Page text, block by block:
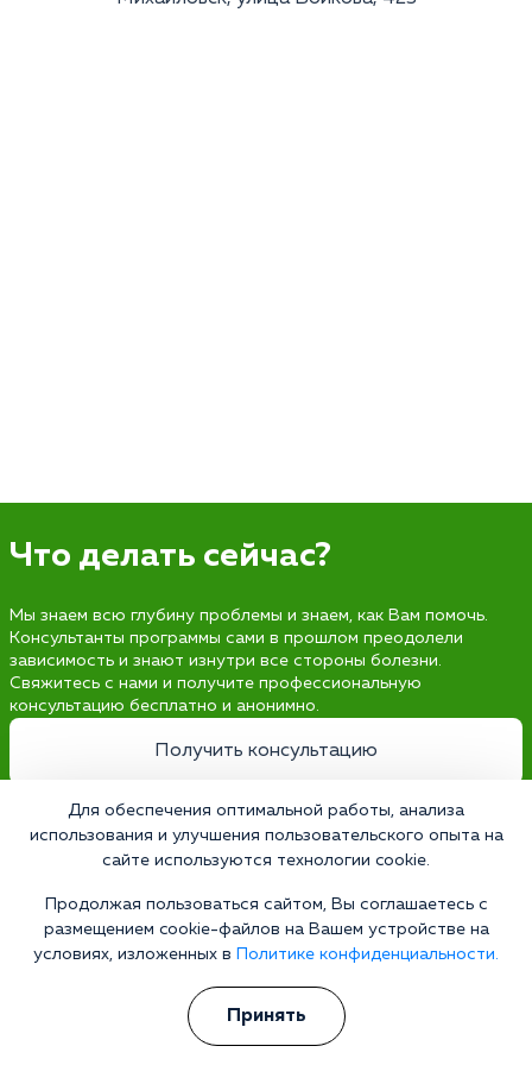
Что делать сейчас?
Мы знаем всю глубину проблемы и знаем, как Вам помочь.
Консультанты программы сами в прошлом преодолели
зависимость и знают изнутри все стороны болезни.
Свяжитесь с нами и получите профессиональную
консультацию бесплатно и анонимно.
Получить консультацию
Наркология 24/7
Наркологическая клиника
Цены
Для обеспечения оптимальной работы, анализа
использования и улучшения пользовательского опыта на
сайте используются технологии cookie.
Продолжая пользоваться сайтом, Вы соглашаетесь с
размещением cookie-файлов на Вашем устройстве на
условиях, изложенных в
Политике конфиденциальности.
Принять